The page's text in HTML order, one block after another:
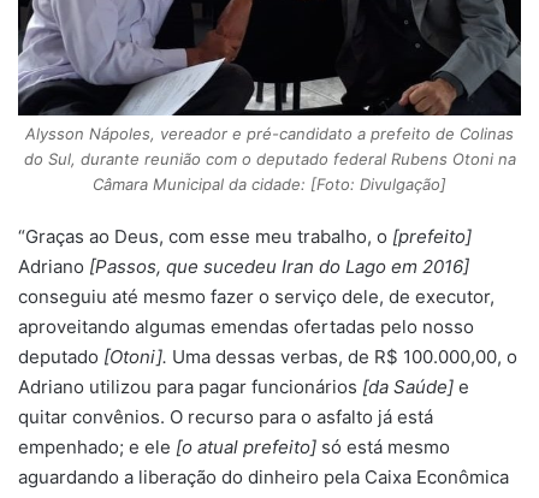
Alysson Nápoles, vereador e pré-candidato a prefeito de Colinas
do Sul, durante reunião com o deputado federal Rubens Otoni na
Câmara Municipal da cidade: [Foto: Divulgação]
“Graças ao Deus, com esse meu trabalho, o [prefeito]
Adriano [Passos, que sucedeu Iran do Lago em 2016]
conseguiu até mesmo fazer o serviço dele, de executor,
aproveitando algumas emendas ofertadas pelo nosso
deputado [Otoni]. Uma dessas verbas, de R$ 100.000,00, o
Adriano utilizou para pagar funcionários [da Saúde] e
quitar convênios. O recurso para o asfalto já está
empenhado; e ele [o atual prefeito] só está mesmo
aguardando a liberação do dinheiro pela Caixa Econômica